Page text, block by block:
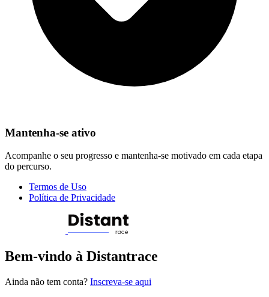
Mantenha-se ativo
Acompanhe o seu progresso e mantenha-se motivado em cada etapa
do percurso.
Termos de Uso
Política de Privacidade
Bem-vindo à Distantrace
Ainda não tem conta? Inscreva-se aqui